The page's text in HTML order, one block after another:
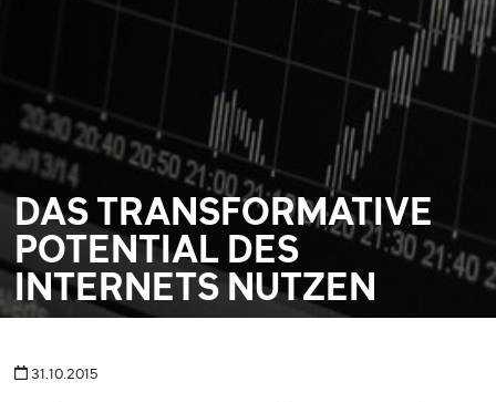
DAS TRANSFORMATIVE
POTENTIAL DES
INTERNETS NUTZEN
31.10.2015